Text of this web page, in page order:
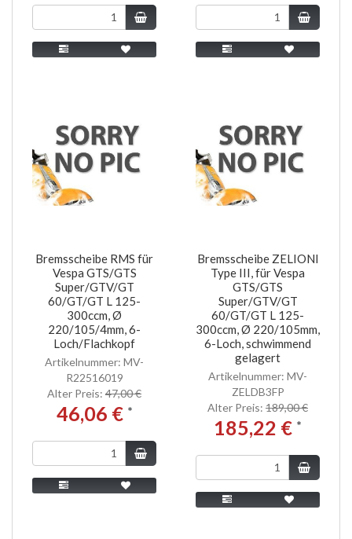
Bremsscheibe RMS für
Vespa GTS/GTS
Super/GTV/GT
60/GT/GT L 125-
300ccm, Ø
220/105/4mm, 6-
Loch/Flachkopf
Artikelnummer: MV-
R22516019
Alter Preis: 47,00 €
46,06 € *
Bremsscheibe ZELIONI
Type III, für Vespa
GTS/GTS
Super/GTV/GT
60/GT/GT L 125-
300ccm, Ø 220/105mm,
6-Loch, schwimmend
gelagert
Artikelnummer: MV-
ZELDB3FP
Alter Preis: 189,00 €
185,22 € *